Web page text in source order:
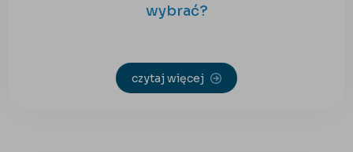
wybrać?
czytaj więcej